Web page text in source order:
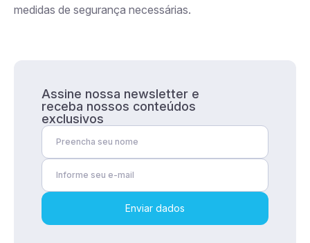
medidas de segurança necessárias.
Assine nossa newsletter e
receba nossos conteúdos
exclusivos
Enviar dados